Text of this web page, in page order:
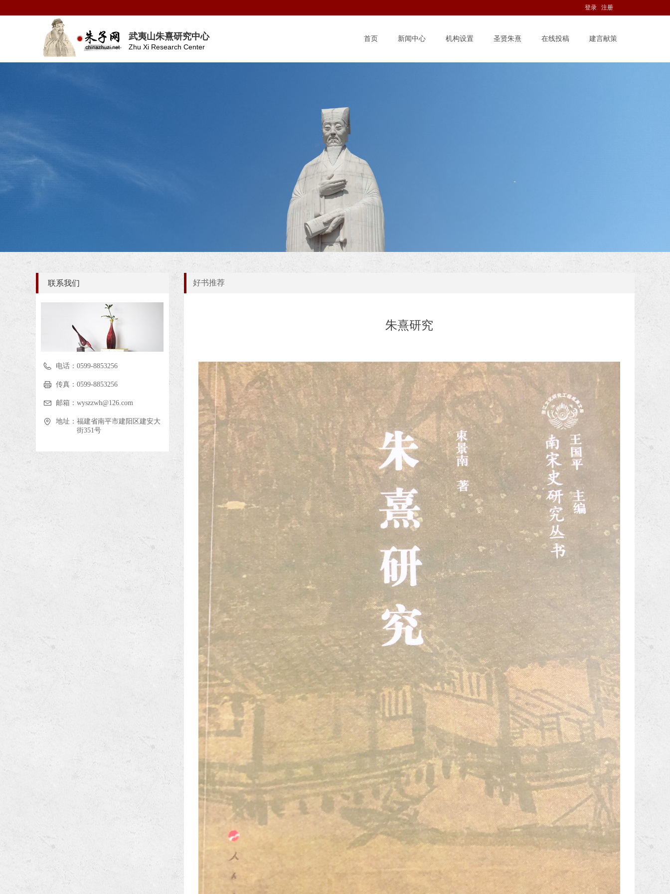
首页 新闻中心 机构设置 圣贤朱熹 在线投稿 建言献策
武夷山朱熹研究中心
Zhu Xi Research Center
登录 注册
电话： 0599-8853256
传真： 0599-8853256
邮箱： wyszzwh@126.com
地址： 福建省南平市建阳区建安大
街351号
联系我们
朱熹研究
好书推荐